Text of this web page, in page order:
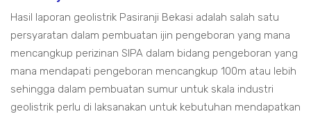
Hasil laporan geolistrik Pasiranji Bekasi adalah salah satu
persyaratan dalam pembuatan ijin pengeboran yang mana
mencangkup perizinan SIPA dalam bidang pengeboran yang
mana mendapati pengeboran mencangkup 100m atau lebih
sehingga dalam pembuatan sumur untuk skala industri
geolistrik perlu di laksanakan untuk kebutuhan mendapatkan